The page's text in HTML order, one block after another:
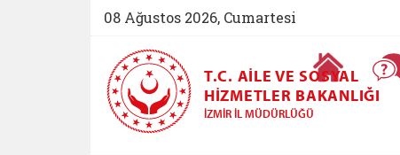
08 Ağustos 2026, Cumartesi
Ana Sayfa
T.C. AILE VE SOSYAL
HIZMETLER BAKANLIĞI
İZMIR İL MÜDÜRLÜĞÜ